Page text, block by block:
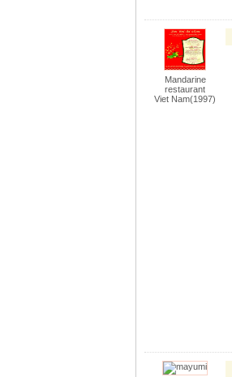
Mandarine
restaurant
Viet Nam(1997)